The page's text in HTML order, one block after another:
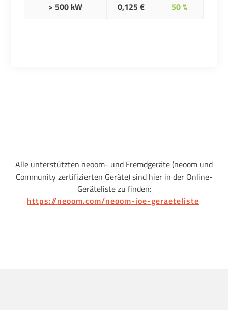
> 500 kW
0,125 € 50 %
Alle unterstützten neoom- und Fremdgeräte(neoom und
Community zertifizierten Geräte)sind hier in der Online-
Geräteliste zu finden:
https://neoom.com/neoom-ioe-geraeteliste